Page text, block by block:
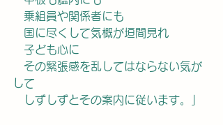
乗組員や関係者にも
国に尽くして気概が垣間見れ
子ども心に
その緊張感を乱してはならない気が
して
しずしずとその案内に従います。」